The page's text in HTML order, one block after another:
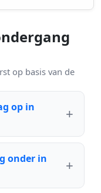
op basis van de
op in
onder in